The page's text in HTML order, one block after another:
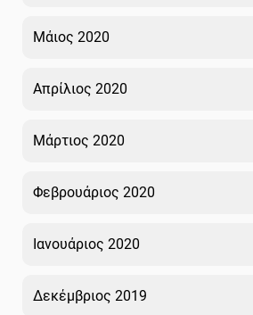
Μάιος 2020
Απρίλιος 2020
Μάρτιος 2020
Φεβρουάριος 2020
Ιανουάριος 2020
Δεκέμβριος 2019